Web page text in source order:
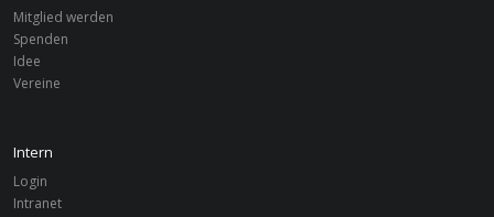
SPENDEN
Mitglied werden
Spenden
Idee
Vereine
Intern
Login
Intranet